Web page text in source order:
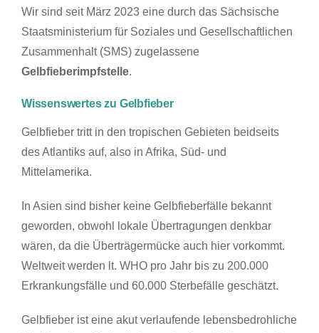
Wir sind seit März 2023 eine durch das Sächsische
Staatsministerium für Soziales und Gesellschaftlichen
Zusammenhalt (SMS) zugelassene
Gelbfieberimpfstelle.
Wissenswertes zu Gelbfieber
Gelbfieber tritt in den tropischen Gebieten beidseits
des Atlantiks auf, also in Afrika, Süd- und
Mittelamerika.
In Asien sind bisher keine Gelbfieberfälle bekannt
geworden, obwohl lokale Übertragungen denkbar
wären, da die Überträgermücke auch hier vorkommt.
Weltweit werden lt. WHO pro Jahr bis zu 200.000
Erkrankungsfälle und 60.000 Sterbefälle geschätzt.
Gelbfieber ist eine akut verlaufende lebensbedrohliche